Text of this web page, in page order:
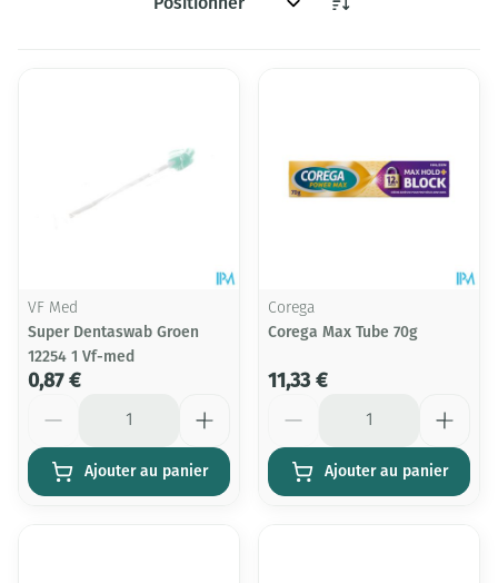
Trier par:
VF Med
Super Dentaswab Groen
12254 1 Vf-med
0,87 €
Ajouter au panier
Corega
Corega Max Tube 70g
11,33 €
Ajouter au panier